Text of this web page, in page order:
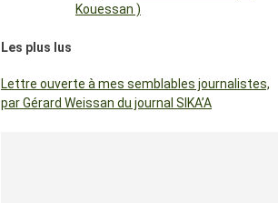
Kouessan )
Les plus lus
Lettre ouverte à mes semblables journalistes,
par Gérard Weissan du journal SIKA’A